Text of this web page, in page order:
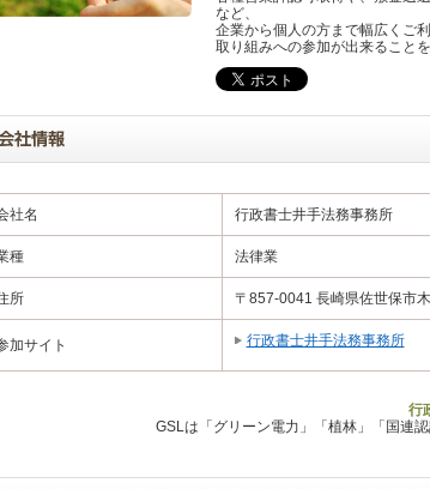
など、
企業から個人の方まで幅広くご
取り組みへの参加が出来ること
社名 行政書士井手法務事務所
種 法律業
所 〒857-0041 長崎県佐世保市
加サイト 行政書士井手法務事務所
行
GSLは「グリーン電力」「植林」「国連